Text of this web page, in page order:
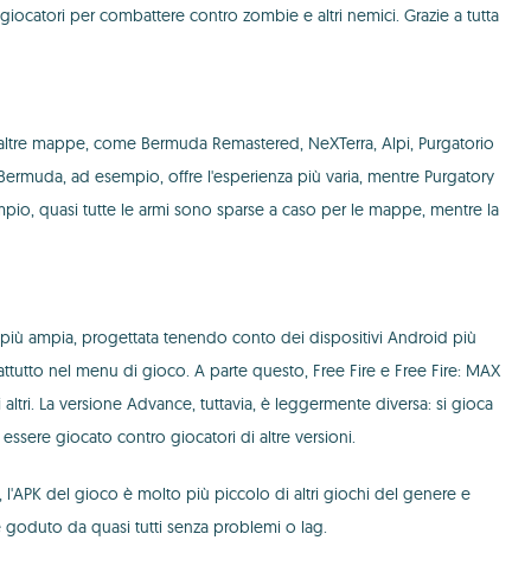
per combattere contro zombie e altri nemici. Grazie a tutta
mappe, come Bermuda Remastered, NeXTerra, Alpi, Purgatorio
ad esempio, offre l'esperienza più varia, mentre Purgatory
quasi tutte le armi sono sparse a caso per le mappe, mentre la
più ampia, progettata tenendo conto dei dispositivi Android più
nel menu di gioco. A parte questo, Free Fire e Free Fire: MAX
La versione Advance, tuttavia, è leggermente diversa: si gioca
giocato contro giocatori di altre versioni.
del gioco è molto più piccolo di altri giochi del genere e
da quasi tutti senza problemi o lag.